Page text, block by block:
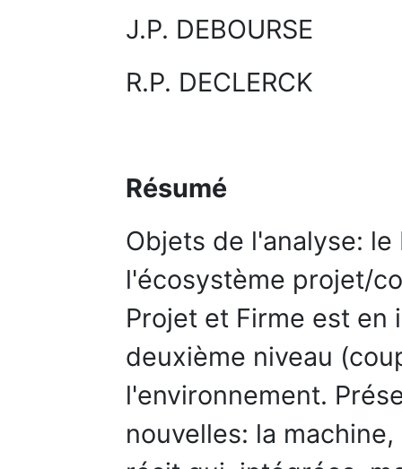
J.P. DEBOURSE
R.P. DECLERCK
Résumé
Objets de l'analyse:
l'écosystème projet/
Projet et Firme est
deuxième niveau
l'environnement.
nouvelles: la